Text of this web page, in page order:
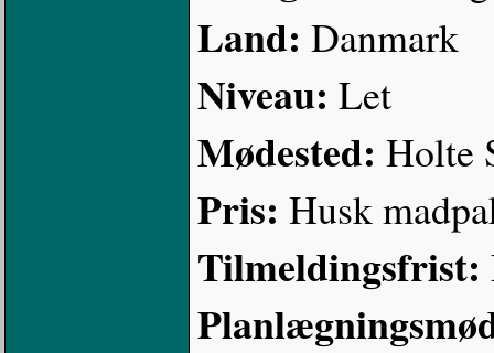
Land: Danmark
Niveau: Let
Mødested: Holte
Pris: Husk
Tilmeldingsfrist: